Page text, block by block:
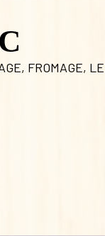
, FROMAGE, LE